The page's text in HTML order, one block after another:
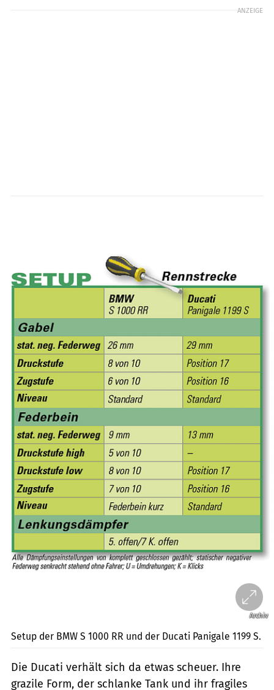
ANZEIGE
Archiv
Setup der BMW S 1000 RR und der Ducati Panigale 1199 S.
Die Ducati verhält sich da etwas scheuer. Ihre
grazile Form, der schlanke Tank und ihr fragiles